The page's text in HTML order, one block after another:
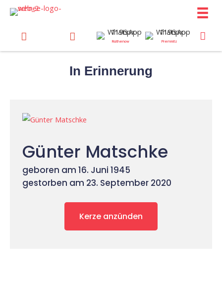
Zum
Inhalt
springen
Rathenow Premnitz
In Erinnerung
Günter Matschke
geboren am 16. Juni 1945
gestorben am 23. September 2020
Kerze anzünden